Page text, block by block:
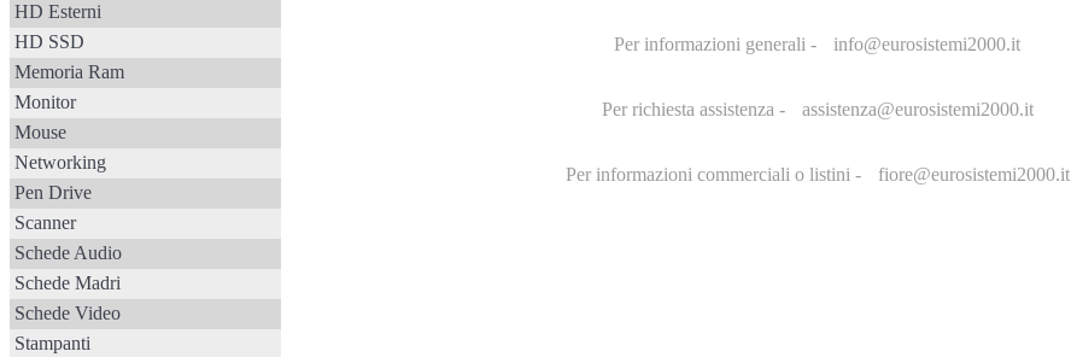
HD Esterni
HD SSD
Memoria Ram
Monitor
Mouse
Networking
Pen Drive
Scanner
Schede Audio
Schede Madri
Schede Video
Stampanti
Per informazioni generali - info@eurosistemi2000.it
Per richiesta assistenza - assistenza@eurosistemi2000.it
Per informazioni commerciali o listini - fiore@eurosistemi2000.it